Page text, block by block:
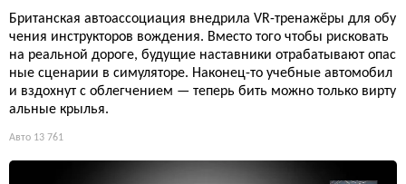
Британская автоассоциация внедрила VR-тренажёры для обу
чения инструкторов вождения. Вместо того чтобы рисковать
на реальной дороге, будущие наставники отрабатывают опас
ные сценарии в симуляторе. Наконец-то учебные автомобил
и вздохнут с облегчением — теперь бить можно только вирту
альные крылья.
Авто 13 761